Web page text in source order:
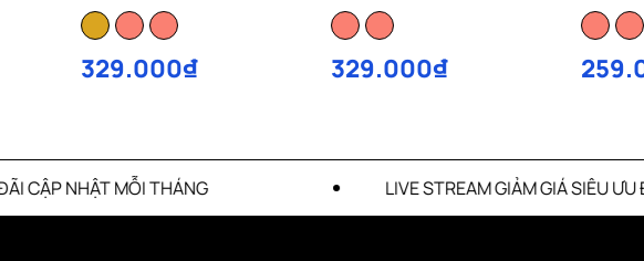
329.000₫ 329.000₫
LIVE STREAM GIẢM GIÁ SIÊU ƯU ĐÃI TẠI KÊNH PAGE